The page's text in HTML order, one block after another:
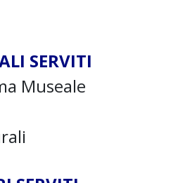
SERVITI
Museale